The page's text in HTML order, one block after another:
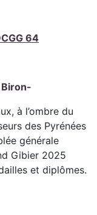
64
à l’ombre du
des Pyrénées
générale
Gibier 2025
et diplômes.